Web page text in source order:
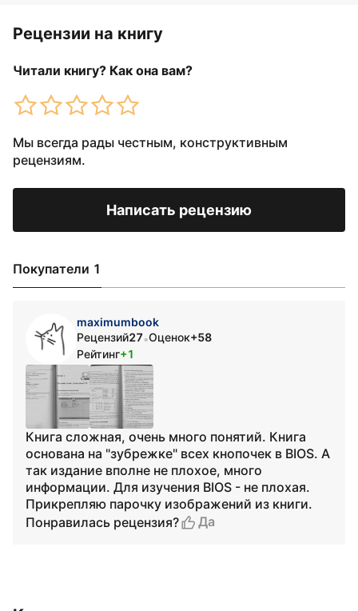
Рецензии на книгу
Читали книгу? Как она вам?
Мы всегда рады честным, конструктивным
рецензиям.
Написать рецензию
Покупатели 1
maximumbook
Рецензий27•Оценок+58
Рейтинг+1
Книга сложная, очень много понятий. Книга
основана на "зубрежке" всех кнопочек в BIOS. А
так издание вполне не плохое, много
информации. Для изучения BIOS - не плохая.
Прикрепляю парочку изображений из книги.
Понравилась рецензия?
Да